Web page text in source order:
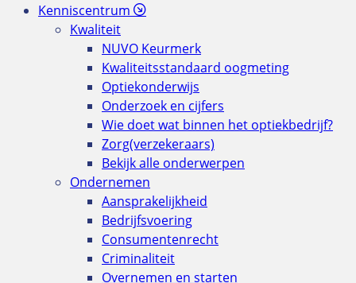
Kenniscentrum
Kwaliteit
NUVO Keurmerk
Kwaliteitsstandaard oogmeting
Optiekonderwijs
Onderzoek en cijfers
Wie doet wat binnen het optiekbedrijf?
Zorg(verzekeraars)
Bekijk alle onderwerpen
Ondernemen
Aansprakelijkheid
Bedrijfsvoering
Consumentenrecht
Criminaliteit
Overnemen en starten